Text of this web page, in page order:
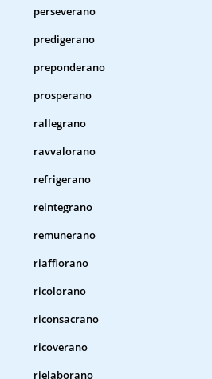
perseverano
predigerano
preponderano
prosperano
rallegrano
ravvalorano
refrigerano
reintegrano
remunerano
riaffiorano
ricolorano
riconsacrano
ricoverano
rielaborano